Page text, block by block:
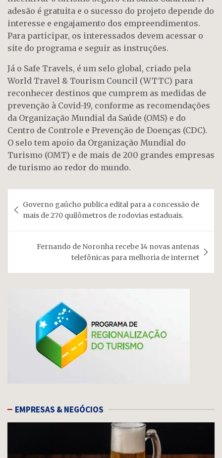
adesão é gratuita e o sucesso do projeto depende do
interesse e engajamento dos empreendimentos.
Para participar, os interessados devem acessar o
site do programa e seguir as instruções.
Já o Safe Travels, é um selo global, criado pela
World Travel & Tourism Council (WTTC) para
reconhecer destinos que cumprem as medidas de
prevenção à Covid-19, conforme as recomendações
da Organização Mundial da Saúde (OMS) e do
Centro de Controle e Prevenção de Doenças (CDC).
O selo tem apoio da Organização Mundial do
Turismo (OMT) e de mais de 200 grandes empresas
de turismo ao redor do mundo.
de
Post
Governo gaúcho publica edital para a concessão de
mais de 270 quilômetros de rodovias estaduais.
Fernando de Noronha recebe 14 novas antenas
telefônicas para melhoria de internet
EMPRESAS & NEGÓCIOS